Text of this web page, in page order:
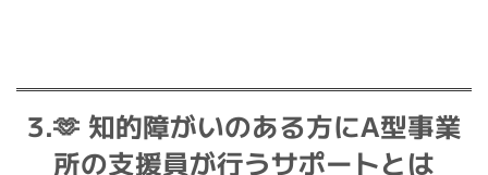
3.🫶 知的障がいのある方にA型事業
所の支援員が行うサポートとは